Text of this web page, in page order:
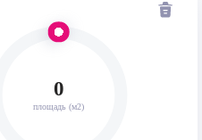
0
площадь (м2)